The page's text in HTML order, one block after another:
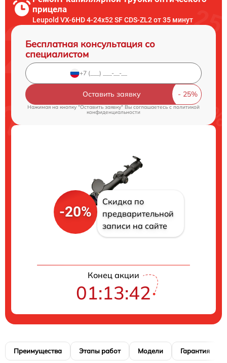
прицела
Leupold VX-6HD 4-24x52 SF CDS-ZL2 от 35 минут
Бесплатная консультация со
специалистом
Оставить заявку
Нажимая на кнопку "Оставить заявку" Вы соглашаетесь cполитикой
конфиденциальности
-20%
Скидка по
предварительной
записи на сайте
Конец акции
01:13:41
Преимущества Этапы работ Модели Гарантия